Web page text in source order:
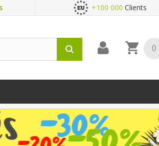
+100 000Clients
0